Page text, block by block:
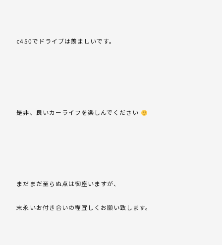
c450でドライブは羨ましいです。
是非、良いカーライフを楽しんでください
まだまだ至らぬ点は御座いますが、
末永いお付き合いの程宜しくお願い致します。